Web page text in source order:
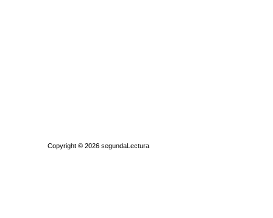
Copyright © 2026 segundaLectura